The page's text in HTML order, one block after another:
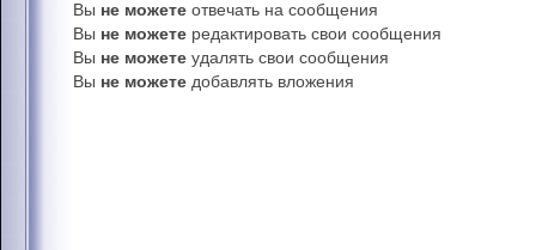
Вы не можете отвечать на сообщения
Вы не можете редактировать свои сообщения
Вы не можете удалять свои сообщения
Вы не можете добавлять вложения